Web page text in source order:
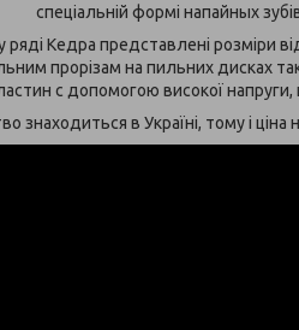
спеціальній формі напайных
Кедра представлені розміри
прорізам на пильних дисках
c допомогою високої
знаходиться в Україні, тому і ціна